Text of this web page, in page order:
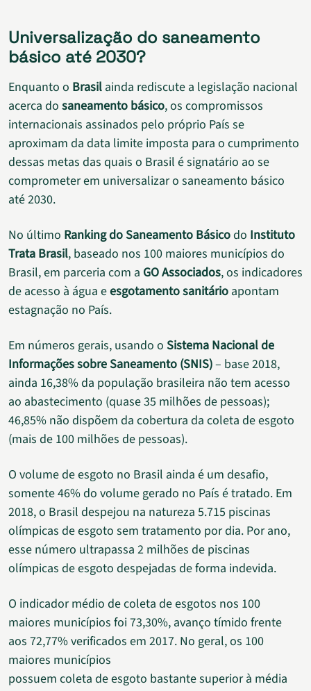
Universalização do saneamento
básico até 2030?
Enquanto o Brasil ainda rediscute a legislação nacional
acerca do saneamento básico, os compromissos
internacionais assinados pelo próprio País se
aproximam da data limite imposta para o cumprimento
dessas metas das quais o Brasil é signatário ao se
comprometer em universalizar o saneamento básico
até 2030.
No último Ranking do Saneamento Básicodo Instituto
Trata Brasil, baseado nos 100 maiores municípios do
Brasil, em parceria com a GO Associados, os indicadores
de acesso à água eesgotamento sanitário apontam
estagnação no País.
Em números gerais, usando o Sistema Nacional de
Informações sobre Saneamento (SNIS)– base 2018,
ainda 16,38% da população brasileira não tem acesso
ao abastecimento (quase 35 milhões de pessoas);
46,85% não dispõem da cobertura da coleta de esgoto
(mais de 100 milhões de pessoas).
O volume de esgoto no Brasil ainda é um desafio,
somente 46% do volume gerado no País é tratado. Em
2018, o Brasil despejou na natureza 5.715 piscinas
olímpicas de esgoto sem tratamento por dia. Por ano,
esse número ultrapassa 2 milhões de piscinas
olímpicas de esgoto despejadas de forma indevida.
O indicador médio de coleta de esgotos nos 100
maiores municípios foi 73,30%, avanço tímido frente
aos 72,77% verificados em 2017. No geral, os 100
maiores municípios
possuem coleta de esgoto bastante superior à média